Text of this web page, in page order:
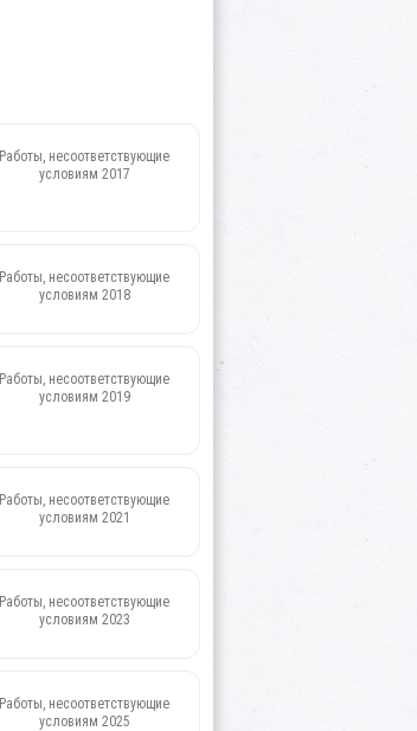
Работы, несоответствующие
условиям 2017
Работы, несоответствующие
условиям 2018
Работы, несоответствующие
условиям 2019
Работы, несоответствующие
условиям 2021
Работы, несоответствующие
условиям 2023
Работы, несоответствующие
условиям 2025